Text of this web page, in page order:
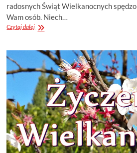
radosnych Świąt Wielkanocnych
Wam osób. Niech…
Czytaj dalejZDROWYCH
ŚWIĄT
WIELKANOCNYCH
ŻYCZY
POLAKO